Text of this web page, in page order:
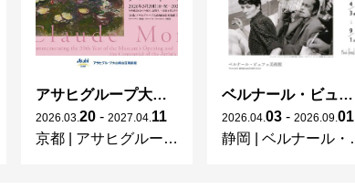
アサヒグループ大山崎山荘美術館 開館30周年記念展「没後100年 クロード・モネ」
2026 03 20 - 2027 04 11
京都
アサヒグループ大山崎山荘美術館
ベルナール・ビュフェと写真 ーカメラがとらえたビュフェとその時代、そして21 世紀へ
2026 04 03 - 2026 09 01
静岡
ベルナール・ビュフェ美術館